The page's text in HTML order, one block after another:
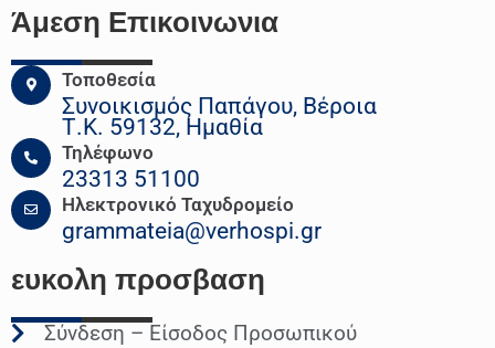
Άμεση Επικοινωνια
Τοποθεσία
Συνοικισμός Παπάγου, Βέροια
Τ.Κ. 59132, Ημαθία
Τηλέφωνο
23313 51100
Ηλεκτρονικό Ταχυδρομείο
grammateia@verhospi.gr
ευκολη προσβαση
Σύνδεση – Είσοδος Προσωπικού